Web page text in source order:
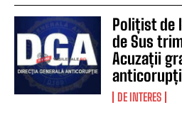
Polițist de
de Sus
Acuzații
DE INTERES